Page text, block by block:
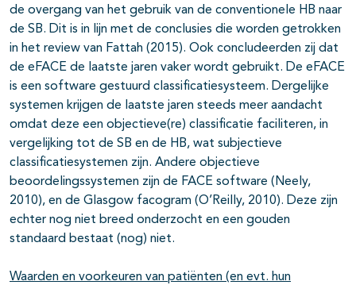
de overgang van het gebruik van de conventionele HB naar
de SB. Dit is in lijn met de conclusies die worden getrokken
in het review van Fattah (2015). Ook concludeerden zij dat
de eFACE de laatste jaren vaker wordt gebruikt. De eFACE
is een software gestuurd classificatiesysteem. Dergelijke
systemen krijgen de laatste jaren steeds meer aandacht
omdat deze een objectieve(re) classificatie faciliteren, in
vergelijking tot de SB en de HB, wat subjectieve
classificatiesystemen zijn. Andere objectieve
beoordelingssystemen zijn de FACE software (Neely,
2010), en de Glasgow facogram (O’Reilly, 2010). Deze zijn
echter nog niet breed onderzocht en een gouden
standaard bestaat (nog) niet.
Waarden en voorkeuren van patiënten (en evt. hun